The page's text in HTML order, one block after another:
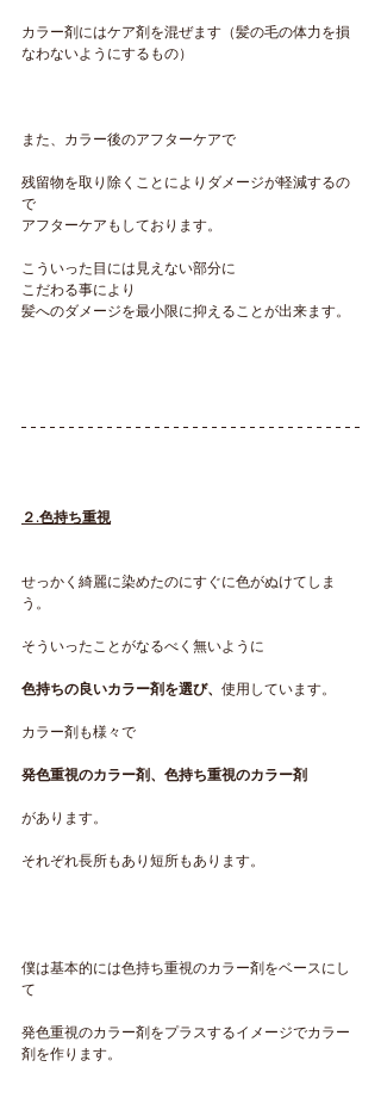
カラー剤にはケア剤を混ぜます（髪の毛の体力を損
なわないようにするもの）
また、カラー後のアフターケアで
残留物を取り除くことによりダメージが軽減するの
で
アフターケアもしております。
こういった目には見えない部分に
こだわる事により
髪へのダメージを最小限に抑えることが出来ます。
２.色持ち重視
せっかく綺麗に染めたのにすぐに色がぬけてしま
う。
そういったことがなるべく無いように
色持ちの良いカラー剤を選び、 使用しています。
カラー剤も様々で
発色重視のカラー剤、色持ち重視のカラー剤
があります。
それぞれ長所もあり短所もあります。
僕は基本的には色持ち重視のカラー剤をベースにし
て
発色重視のカラー剤をプラスするイメージでカラー
剤を作ります。